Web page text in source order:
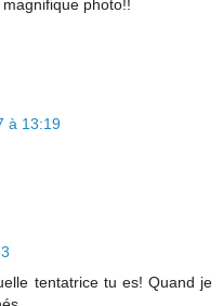
photo!!
à 13:19
tentatrice tu es! Quand je